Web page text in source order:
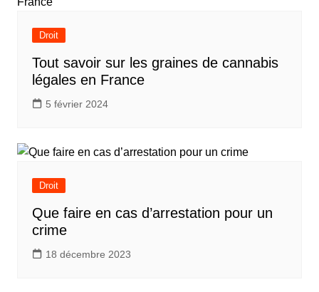
Droit
Tout savoir sur les graines de cannabis
légales en France
5 février 2024
Droit
Que faire en cas d’arrestation pour un
crime
18 décembre 2023